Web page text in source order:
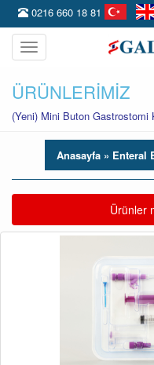
0216 660 18 81
Toggle
navigation
ÜRÜNLERİMİZ
(Yeni) Mini Buton Gastrostomi
Anasayfa » Enteral
Toggle
Ürünler